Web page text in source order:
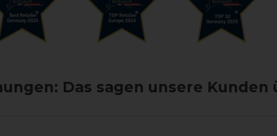
Das sagen unsere Kunden